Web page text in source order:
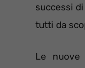
successi
tutti da
Le nuove